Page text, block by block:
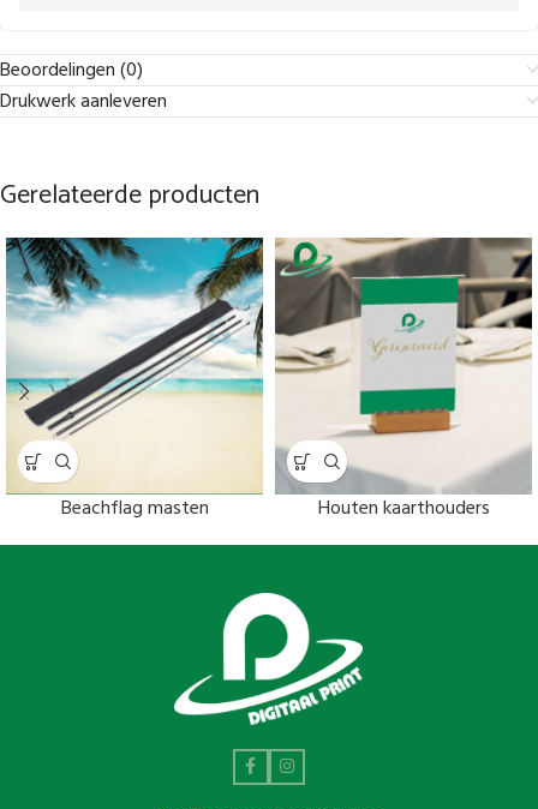
Beoordelingen (0)
Drukwerk aanleveren
Gerelateerde producten
Beachflag masten Houten kaarthouders